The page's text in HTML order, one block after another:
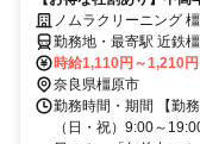
ノムラクリーニング
勤務地・最寄駅 近鉄
時給1,110円～1,210円
奈良県橿原市
勤務時間・期間 【勤
（日・祝）9:00～